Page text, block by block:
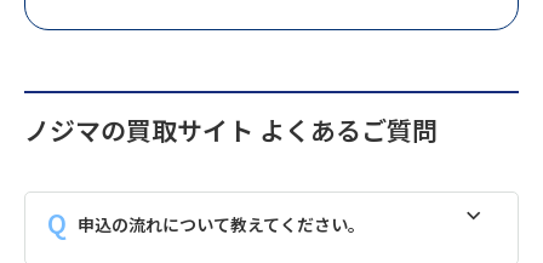
ノジマの買取サイト よくあるご質問
申込の流れについて教えてください。